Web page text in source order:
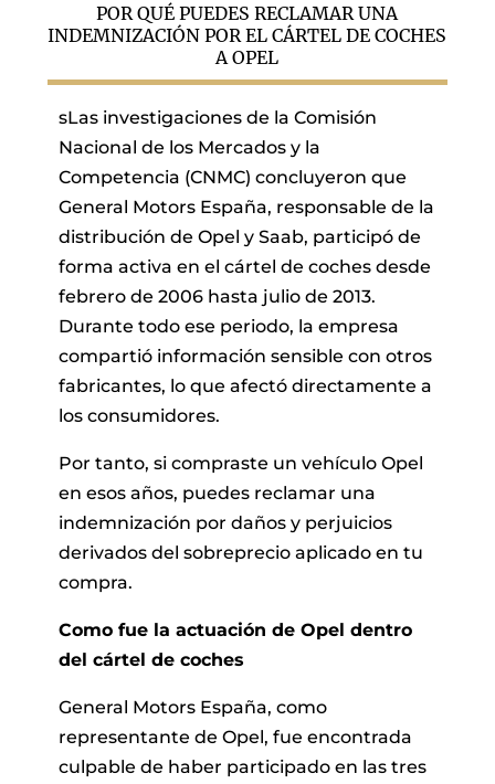
POR QUÉ PUEDES RECLAMAR UNA
INDEMNIZACIÓN POR EL CÁRTEL DE COCHES
A OPEL
sLas investigaciones de la Comisión
Nacional de los Mercados y la
Competencia (CNMC) concluyeron que
General Motors España, responsable de la
distribución de Opel y Saab, participó de
forma activa en el cártel de coches desde
febrero de 2006 hasta julio de 2013.
Durante todo ese periodo, la empresa
compartió información sensible con otros
fabricantes, lo que afectó directamente a
los consumidores.
Por tanto, si compraste un vehículo Opel
en esos años, puedes reclamar una
indemnización por daños y perjuicios
derivados del sobreprecio aplicado en tu
compra.
Como fue la actuación de Opel dentro
del cártel de coches
General Motors España, como
representante de Opel, fue encontrada
culpable de haber participado en las tres